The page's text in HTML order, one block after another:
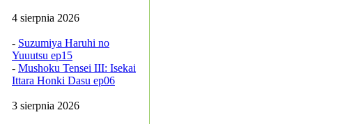
4 sierpnia 2026
- Suzumiya Haruhi no
Yuuutsu ep15
- Mushoku Tensei III: Isekai
Ittara Honki Dasu ep06
3 sierpnia 2026